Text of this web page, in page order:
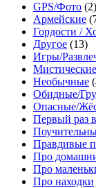
GPS/Фото (2)
Армейские
Гордости /
Другое (13)
Игры/
Мистические
Необычные
Обидные/
Опасные/
Первый раз
Правдивые
Про
Про
Про находки